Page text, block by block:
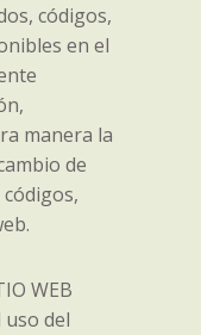
códigos,
en el
manera la
de
WEB
del